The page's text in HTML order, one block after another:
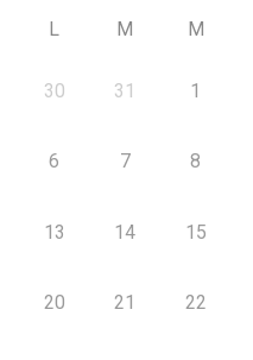
L M M
30 31 1
6 7 8
13 14 15
20 21 22